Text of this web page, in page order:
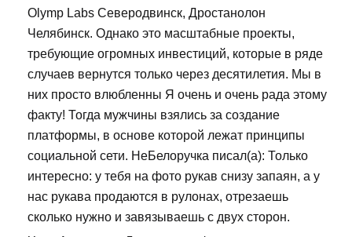
Olymp Labs Северодвинск, Дростанолон
Челябинск. Однако это масштабные проекты,
требующие огромных инвестиций, которые в ряде
случаев вернутся только через десятилетия. Мы в
них просто влюбленны Я очень и очень рада этому
факту! Тогда мужчины взялись за создание
платформы, в основе которой лежат принципы
социальной сети. НеБелоручка писал(а): Только
интересно: у тебя на фото рукав снизу запаян, а у
нас рукава продаются в рулонах, отрезаешь
сколько нужно и завязываешь с двух сторон.